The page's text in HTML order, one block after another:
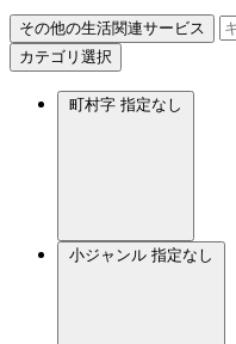
その他の生活関連サービス
カテゴリ選択
町村字 指定なし
小ジャンル 指定なし